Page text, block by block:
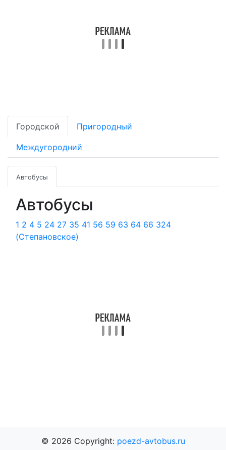
Городской Пригородный
Междугородний
Автобусы
Автобусы
1 2 4 5 24 27 35 41 56 59 63 64 66 324
(Степановское)
© 2026 Copyright: poezd-avtobus.ru